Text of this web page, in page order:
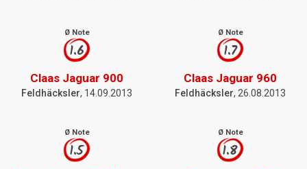
Ø Note
1.6
Claas Jaguar 900
Feldhäcksler, 14.09.2013
Ø Note
1.7
Claas Jaguar 960
Feldhäcksler, 26.08.2013
Ø Note
1.5
Ø Note
1.8